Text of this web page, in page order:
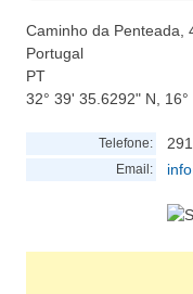
Caminho da Penteada,
Portugal
PT
32° 39' 35.6292" N,
Telefone:
Email: